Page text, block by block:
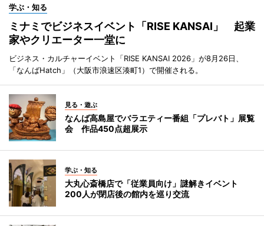
学ぶ・知る
ミナミでビジネスイベント「RISE KANSAI」 起業
家やクリエーター一堂に
ビジネス・カルチャーイベント「RISE KANSAI 2026」が8月26日、
「なんばHatch」（大阪市浪速区湊町1）で開催される。
見る・遊ぶ
なんば高島屋でバラエティー番組「プレバト」展覧
会 作品450点超展示
学ぶ・知る
大丸心斎橋店で「従業員向け」謎解きイベント
200人が閉店後の館内を巡り交流